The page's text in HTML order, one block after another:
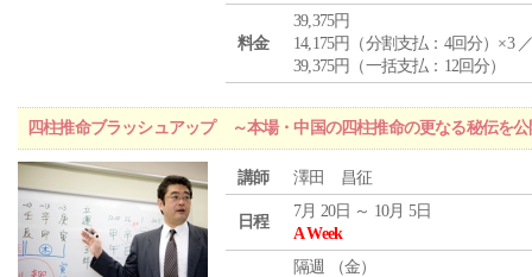
料金
39,375円
14,175円（分割支払：4回分）×3
39,375円（一括支払：12回分）
四柱推命ブラッシュアップ ～本場・中国の四柱推命の更なる秘伝を
講師 澤田 昌征
日程
7月 20日 ～ 10月 5日
A Week
隔週 （金）